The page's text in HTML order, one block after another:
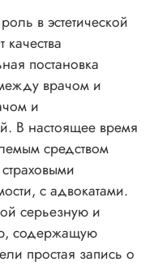
в эстетической
постановка
врачом и
и
В настоящее время
средством
с адвокатами.
серьезную и
содержащую
простая запись о